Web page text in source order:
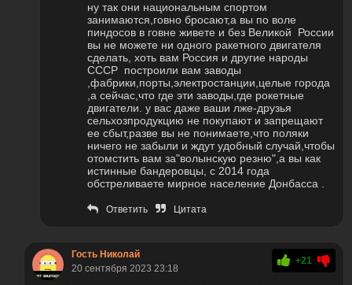
ну так они национальным спортом
занимаются,говно бросают,а вы по воле
пиндосов в говне живете и без Великой России
вы не можете ни одного ракетного двигателя
сделать, хоть вам Россия и другие народы
СССР построили вам заводы
,фабрики,порты,электростанции,целые города
,а сейчас,что где эти заводы,где рокетные
двигатели. у вас даже ваши лже-друзья
сельхозпродукцию не покупают и запрещают
ее сбыт,разве вы не понимаете,что поляки
ничего не забыли и ждут удобный случай,чтобы
отомстить вам за"волынскую резню",а вы как
истинные бандеровцы, с 2014 года
обстреливаете мирное население Донбасса .
Ответить Цитата
Гость Николай
20 сентября 2023 23:18
+21